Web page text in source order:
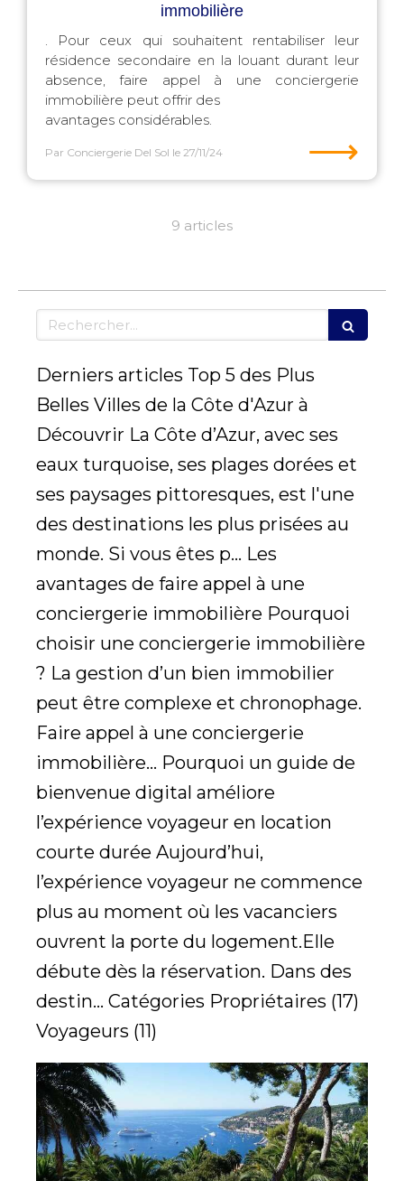
immobilière
. Pour ceux qui souhaitent rentabiliser leur
résidence secondaire en la louant durant leur
absence, faire appel à une conciergerie
immobilière peut offrir des
avantages considérables.
Par Conciergerie Del Sol le 27/11/24 ⟶
9 articles
Rechercher
Derniers articles Top 5 des Plus
Belles Villes de la Côte d'Azur à
Découvrir La Côte d’Azur, avec ses
eaux turquoise, ses plages dorées et
ses paysages pittoresques, est l'une
des destinations les plus prisées au
monde. Si vous êtes p... Les
avantages de faire appel à une
conciergerie immobilière Pourquoi
choisir une conciergerie immobilière
? La gestion d’un bien immobilier
peut être complexe et chronophage.
Faire appel à une conciergerie
immobilière... Pourquoi un guide de
bienvenue digital améliore
l’expérience voyageur en location
courte durée Aujourd’hui,
l’expérience voyageur ne commence
plus au moment où les vacanciers
ouvrent la porte du logement.Elle
débute dès la réservation. Dans des
destin... Catégories Propriétaires (17)
Voyageurs (11)